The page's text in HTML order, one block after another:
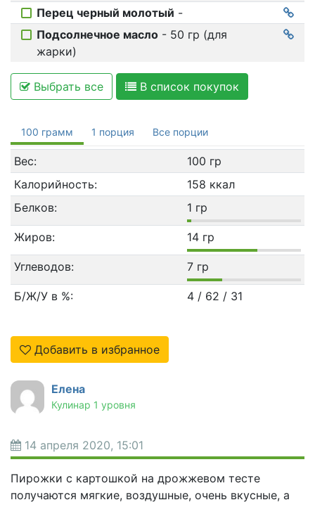
Перец черный молотый -
Подсолнечное масло - 50 гр (для
жарки)
Выбрать все В список покупок
100 грамм 1 порция Все порции
Вес:
100 гр
Калорийность:
158 ккал
Белков:
1 гр
Жиров: 14 гр
Углеводов: 7 гр
Б/Ж/У в %: 4 / 62 / 31
Добавить в избранное
Елена
Кулинар 1 уровня
14 апреля 2020, 15:01
Пирожки с картошкой на дрожжевом тесте
получаются мягкие, воздушные, очень вкусные, а